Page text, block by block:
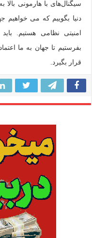
سیگنال‌های با هارمونی
دنیا بگوییم که می
امنیتی نظامی هستیم.
بفرستیم تا جهان به ما
قرار بگیرد.